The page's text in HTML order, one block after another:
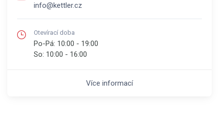
info@kettler.cz
Otevírací doba
Po-Pá: 10:00 - 19:00
So: 10:00 - 16:00
Více informací